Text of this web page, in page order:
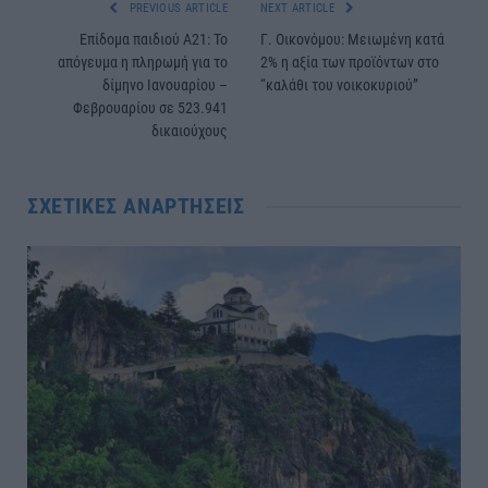
PREVIOUS ARTICLE
Επίδομα παιδιού Α21: Το
απόγευμα η πληρωμή για το
δίμηνο Ιανουαρίου –
Φεβρουαρίου σε 523.941
δικαιούχους
NEXT ARTICLE
Γ. Οικονόμου: Μειωμένη κατά
2% η αξία των προϊόντων στο
“καλάθι του νοικοκυριού”
ΣΧΕΤΙΚΈΣ ΑΝΑΡΤΉΣΕΙΣ